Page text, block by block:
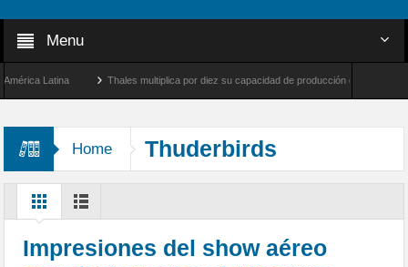
Menu
Latina Thales multiplica por diez su capacidad de producción de radares en
Home Thuderbirds
Impresiones del show aéreo